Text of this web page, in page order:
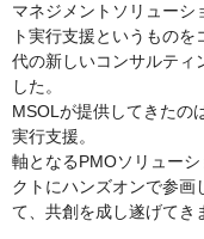
マネジメントソリューシ
ト実行支援というもの
代の新しいコンサルティ
した。
MSOLが提供してきたの
実行支援。
軸となるPMOソリュー
クトにハンズオンで参画
て、共創を成し遂げてき